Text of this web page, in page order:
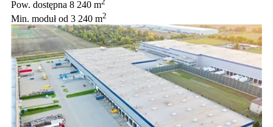
Pow. dostępna 8 240 m
Min. modułod 3 240 m2